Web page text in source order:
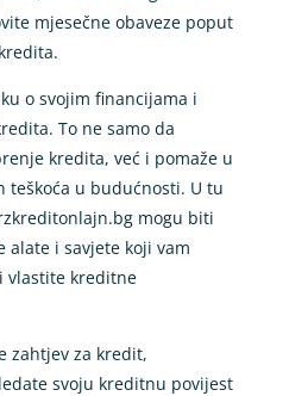
mjesečne obaveze poput
o svojim financijama i
To ne samo da
kredita, već i pomaže u
teškoća u budućnosti. U tu
mogu biti
alate i savjete koji vam
vlastite kreditne
zahtjev za kredit,
svoju kreditnu povijest